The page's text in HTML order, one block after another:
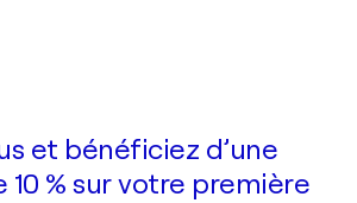
et bénéficiez d’une
% sur votre première